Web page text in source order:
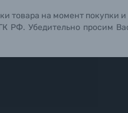
товара на момент покупки
РФ. Убедительно просим